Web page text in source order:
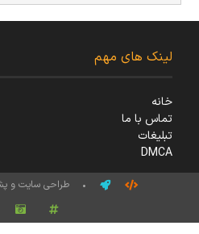
لینک های مهم
خانه
تماس با ما
تبلیغات
DMCA
• طراحی سایت و